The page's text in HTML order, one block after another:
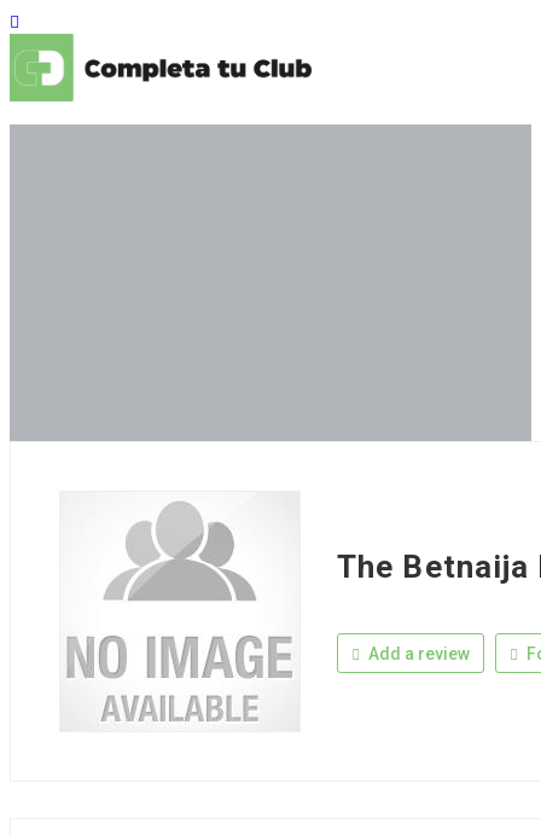
The Betnaija
Add a review